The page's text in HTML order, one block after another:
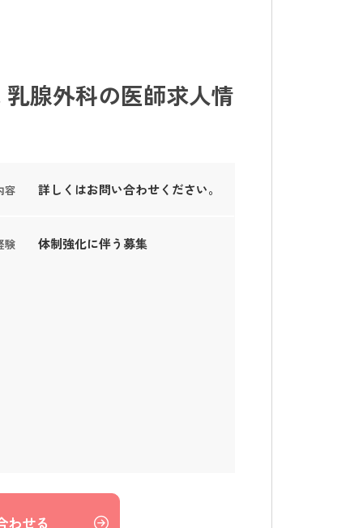
腺外科の医師求人情
容 詳しくはお問い合わせください。
験 体制強化に伴う募集
わせる